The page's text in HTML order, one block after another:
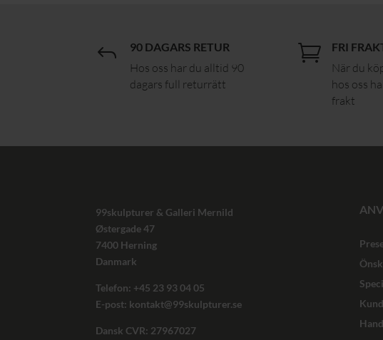
J 90 DAGARS RETUR
Hos oss har du alltid 90
dagars full returrätt
 FRI
När du
hos oss
frakt
99skulpturer & Galleri Mernild
Østergade 47
7400 Herning
Danmark
Telefon: +45 23 93 04 05
E-post: kontakt@99skulpturer.se
Dansk CVR: 27967027